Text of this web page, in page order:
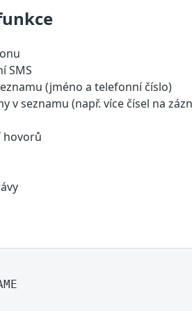
SMS
(jméno a telefonní číslo)
v seznamu (např. více čísel na
hovorů